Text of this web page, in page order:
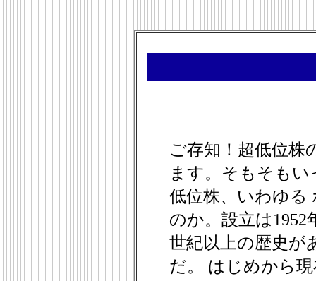
ご存知！超低位株
ます。そもそも
低位株、いわゆる
のか。設立は1952
世紀以上の歴史が
だ。 はじめから